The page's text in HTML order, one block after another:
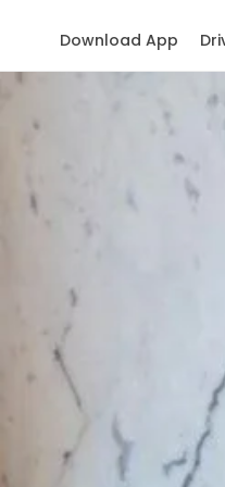
Download App